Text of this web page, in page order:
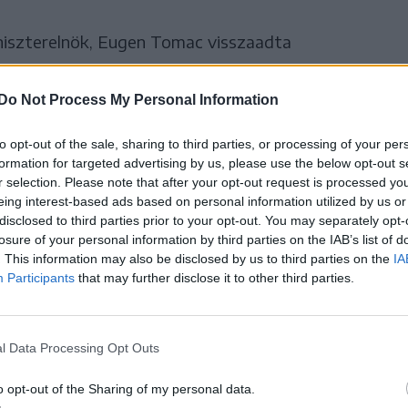
Do Not Process My Personal Information
opt-out of the sale, sharing to third parties, or processing of your
for targeted advertising by us, please use the below opt-out
selection. Please note that after your opt-out request is processed
interest-based ads based on personal information utilized by us
to third parties prior to your opt-out. You may separately
of your personal information by third parties on the IAB’s list of
This information may also be disclosed by us to third parties on the
Participants that may further disclose it to other third parties.
Data Processing Opt Outs
opt-out of the Sharing of my personal data.
Eugen Tomac visszaadta
után megalakult a PSD-PD-kormány, és
kormányalakítással, aki néhány nap múlva
lépett a helyére, mindenféle konzultáció nélkül.
(Traian Băsescu volt államfőt - szerk.
– Bolojan új szavazást kért a
lépést